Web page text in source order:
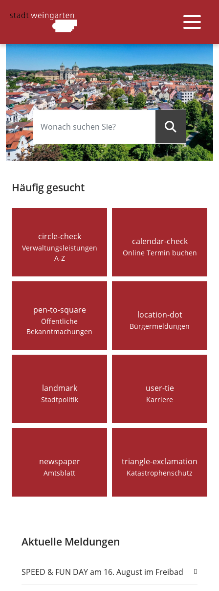
Häufig gesucht
circle-check
Verwaltungsleistungen
A-Z
calendar-check
Online Termin buchen
pen-to-square
Öffentliche
Bekanntmachungen
location-dot
Bürgermeldungen
landmark
Stadtpolitik
user-tie
Karriere
newspaper
Amtsblatt
triangle-exclamation
Katastrophenschutz
Aktuelle Meldungen
SPEED & FUN DAY am 16. August im Freibad